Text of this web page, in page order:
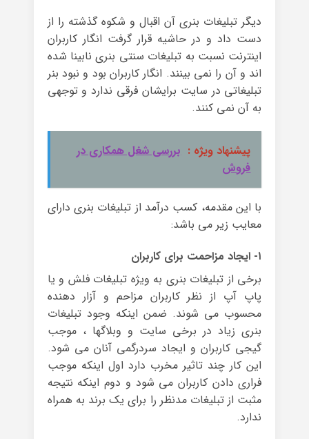
دیگر تبلیغات بنری آن اقبال و شکوه گذشته را از
دست داد و در حاشیه قرار گرفت انگار کاربران
اینترنت نسبت به تبلیغات سنتی بنری نابینا شده
اند و آن را نمی بینند. انگار کاربران بود و نبود بنر
تبلیغاتی در سایت برایشان فرقی ندارد و توجهی
به آن نمی کنند.
پیشنهاد ویژه : بررسی شغل همکاری در
فروش
با این مقدمه، کسب درآمد از تبلیغات بنری دارای
معایب زیر می باشد:
۱- ایجاد مزاحمت برای کاربران
برخی از تبلیغات بنری به ویژه تبلیغات فلش و یا
پاپ آپ از نظر کاربران مزاحم و آزار دهنده
محسوب می شوند. ضمن اینکه وجود تبلیغات
بنری زیاد در برخی سایت و وبلاگها ، موجب
گیجی کاربران و ایجاد سردرگمی آنان می شود.
این کار چند تاثیر مخرب دارد اول اینکه موجب
فراری دادن کاربران می شود و دوم اینکه نتیجه
مثبت از تبلیغات مدنظر را برای یک برند به همراه
ندارد.